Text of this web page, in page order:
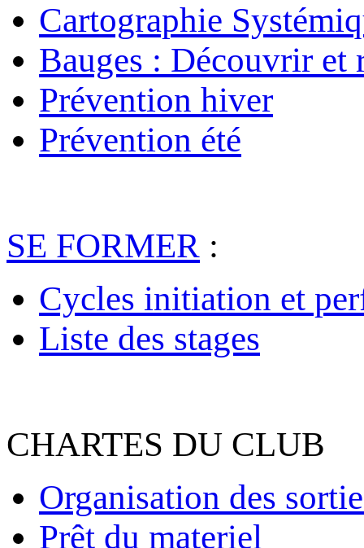
Cartographie
Bauges : Découvrir et
Prévention hiver
Prévention été
SE FORMER :
Cycles initiation et
Liste des stages
CHARTES DU CLUB
Organisation des
Prêt du materiel